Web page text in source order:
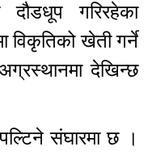
गरिरहेका
खेती गर्ने
देखिन्छ
संघारमा छ ।